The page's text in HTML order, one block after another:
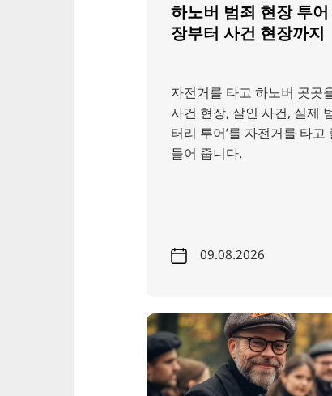
하노버 범죄 현장 투
장부터 사건 현장까지
자전거를 타고 하노버 곳곳
사건 현장, 살인 사건, 실제
터리 투어’를 자전거를 타
들어 줍니다.
09.08.2026